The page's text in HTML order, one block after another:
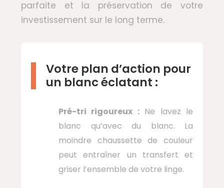
parfaite et la préservation de votre
investissement sur le long terme.
Votre plan d’action pour
un blanc éclatant :
Pré-tri rigoureux :Ne lavez le
blanc qu’avec du blanc. La
moindre chaussette de couleur
peut entraîner un transfert et
griser l’ensemble de votre linge.